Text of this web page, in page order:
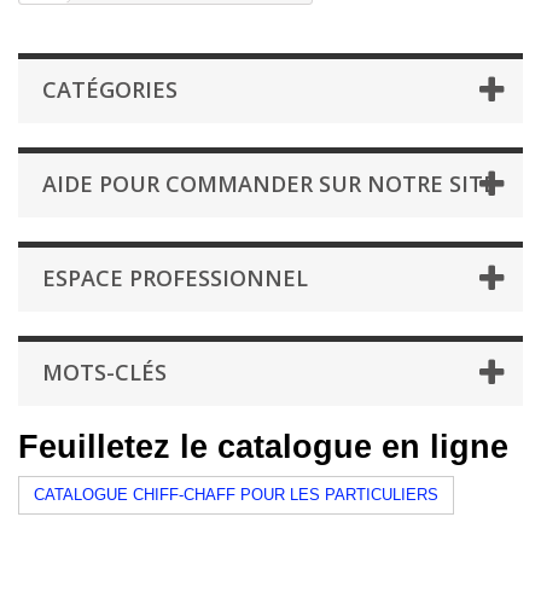
CATÉGORIES
AIDE POUR COMMANDER SUR NOTRE SITE
ESPACE PROFESSIONNEL
MOTS-CLÉS
Feuilletez le catalogue en ligne
CATALOGUE CHIFF-CHAFF POUR LES PARTICULIERS